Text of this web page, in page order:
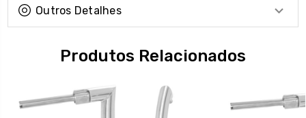
Outros Detalhes
Produtos Relacionados